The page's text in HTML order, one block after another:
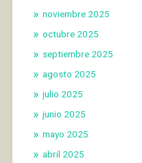
noviembre 2025
octubre 2025
septiembre 2025
agosto 2025
julio 2025
junio 2025
mayo 2025
abril 2025